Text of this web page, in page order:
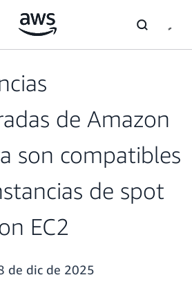
de Amazon
son compatibles
de spot
EC2
de dic de 2025